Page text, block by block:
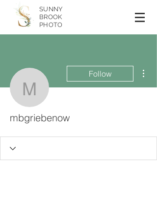
SUNNY
BROOK
PHOTO
mbgriebenow
Follow
mbgriebenow